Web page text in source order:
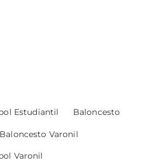
Estudiantil Baloncesto
Baloncesto Varonil
Varonil